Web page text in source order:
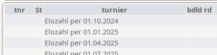
tnr St turnier bdld rd
Elozahl per 01.10.2024
Elozahl per 01.01.2025
Elozahl per 01.04.2025